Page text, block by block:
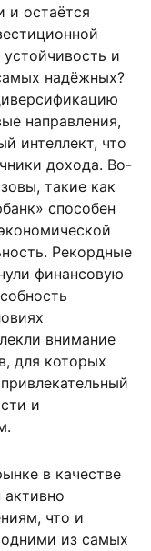
и остаётся
и
надёжных?
направления,
интеллект, что
дохода. Во-
такие как
способен
Рекордные
финансовую
внимание
для которых
и
в качестве
что и
одними из самых